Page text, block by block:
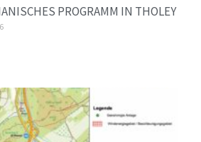
PROGRAMM IN THOLEY